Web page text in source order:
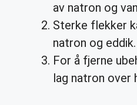
av natron og
Sterke flekker
natron og eddik.
For å fjerne
lag natron over